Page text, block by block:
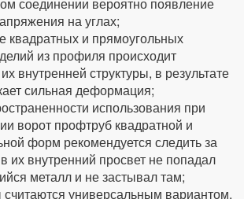
соединении вероятно появление
на углах;
квадратных и прямоугольных
из профиля происходит
внутренней структуры, в результате
сильная деформация;
использования при
ворот профтруб квадратной и
форм рекомендуется следить за
их внутренний просвет не попадал
металл и не застывал там;
универсальным вариантом,